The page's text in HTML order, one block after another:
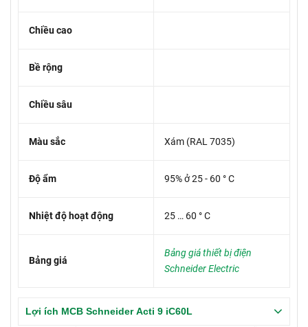
Chiều cao
Bề rộng
Chiều sâu
Màu sắc Xám (RAL 7035)
Độ ẩm 95% ở 25 - 60 ° C
Nhiệt độ hoạt động 25 … 60 ° C
Bảng giá
Bảng giá thiết bị điện
Schneider Electric
Lợi ích MCB Schneider Acti 9 iC60L